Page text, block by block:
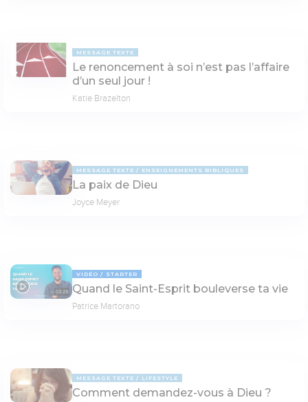
MESSAGE TEXTE
Le renoncement à soi n’est pas l’affaire
d’un seul jour !
Katie Brazelton
MESSAGE TEXTE ENSEIGNEMENTS BIBLIQUES
La paix de Dieu
Joyce Meyer
03:29
VIDÉO STARTER
Quand le Saint-Esprit bouleverse ta vie
Patrice Martorano
MESSAGE TEXTE LIFESTYLE
Comment demandez-vous à Dieu ?